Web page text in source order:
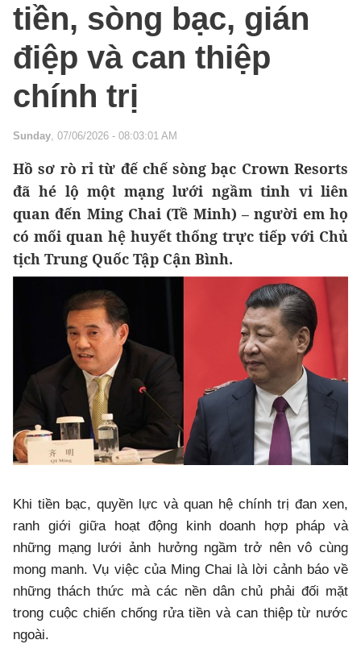
tiền, sòng bạc, gián
điệp và can thiệp
chính trị
Sunday, 07/06/2026 - 08:03:01 AM
Hồ sơ rò rỉ từ đế chế sòng bạc Crown Resorts
đã hé lộ một mạng lưới ngầm tinh vi liên
quan đến Ming Chai (Tề Minh) – người em họ
có mối quan hệ huyết thống trực tiếp với Chủ
tịch Trung Quốc Tập Cận Bình.
Khi tiền bạc, quyền lực và quan hệ chính trị đan xen,
ranh giới giữa hoạt động kinh doanh hợp pháp và
những mạng lưới ảnh hưởng ngầm trở nên vô cùng
mong manh. Vụ việc của Ming Chai là lời cảnh báo về
những thách thức mà các nền dân chủ phải đối mặt
trong cuộc chiến chống rửa tiền và can thiệp từ nước
ngoài.